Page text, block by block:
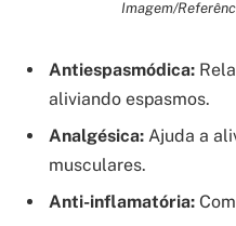
Imagem/
Antiespasmódica:
aliviando espasmos.
Analgésica: Ajuda a
musculares.
Anti-inflamatória: